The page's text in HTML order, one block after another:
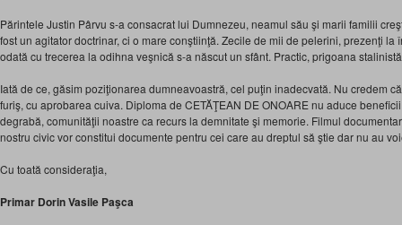
Părintele Justin Pârvu s-a consacrat lui Dumnezeu, neamul său şi marii familii
fost un agitator doctrinar, ci o mare conştiinţă. Zecile de mii de pelerini, prezenţi la
odată cu trecerea la odihna veşnică s-a născut un sfânt. Practic, prigoana
Iată de ce, găsim poziţionarea dumneavoastră, cel puţin inadecvată. Nu credem
furiş, cu aprobarea cuiva. Diploma de CETĂŢEAN DE ONOARE nu aduce
degrabă, comunităţii noastre ca recurs la demnitate şi memorie. Filmul documentar
nostru civic vor constitui documente pentru cei care au dreptul să ştie dar nu au
Cu toată consideraţia,
Primar Dorin Vasile Paşca